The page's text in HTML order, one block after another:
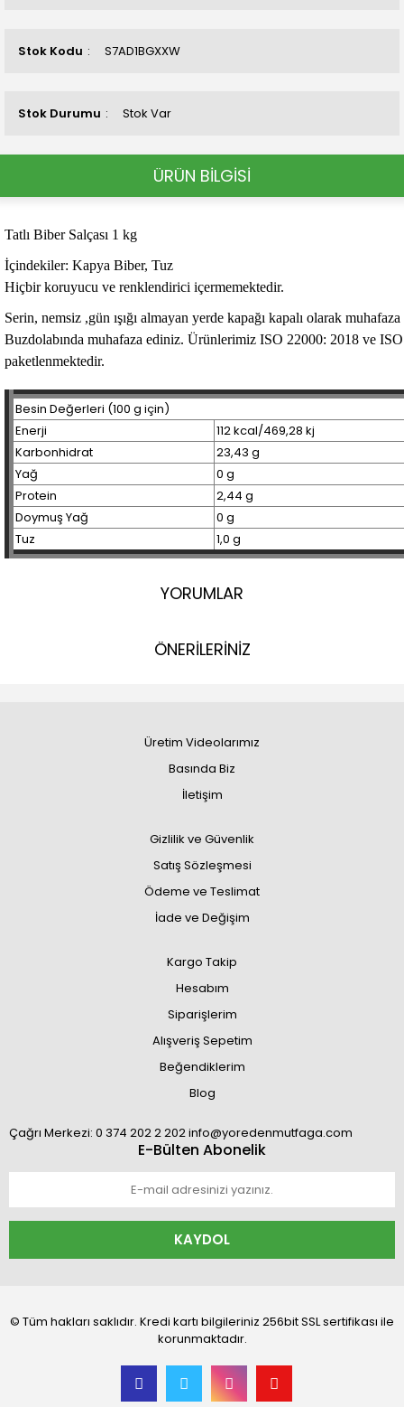
Stok Kodu S7AD1BGXXW
Stok Durumu Stok Var
ÜRÜN BİLGİSİ
Tatlı Biber Salçası 1 kg
İçindekiler: Kapya Biber, Tuz
Hiçbir koruyucu ve renklendirici içermemektedir.
Serin, nemsiz ,gün ışığı almayan yerde kapağı kapalı olarak
Buzdolabında muhafaza ediniz. Ürünlerimiz ISO 22000: 2018 ve
paketlenmektedir.
Besin Değerleri (100 g için)
Enerji
112 kcal/469,28 kj
Karbonhidrat
23,43 g
Yağ
0 g
Protein
2,44 g
Doymuş Yağ
0 g
Tuz
1,0 g
YORUMLAR
ÖNERİLERİNİZ
Üretim Videolarımız
Basında Biz
İletişim
Gizlilik ve Güvenlik
Satış Sözleşmesi
Ödeme ve Teslimat
İade ve Değişim
Kargo Takip
Hesabım
Siparişlerim
Alışveriş Sepetim
Beğendiklerim
Blog
Çağrı Merkezi: 0 374 202 2 202 info@yoredenmutfaga.com
E-Bülten Abonelik
KAYDOL
© Tüm hakları saklıdır. Kredi kartı bilgileriniz 256bit SSL sertifikası ile
korunmaktadır.